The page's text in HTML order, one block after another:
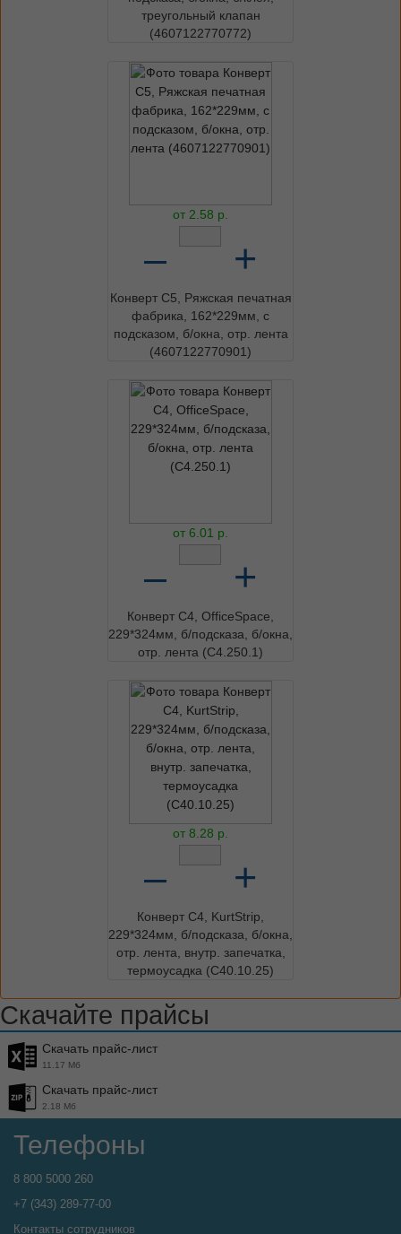
треугольный клапан
(4607122770772)
от 2.58 р.
– +
Конверт C5, Ряжская печатная
фабрика, 162*229мм, с
подсказом, б/окна, отр. лента
(4607122770901)
от 6.01 р.
– +
Конверт C4, OfficeSpace,
229*324мм, б/подсказа, б/окна,
отр. лента (С4.250.1)
от 8.28 р.
– +
Конверт C4, KurtStrip,
229*324мм, б/подсказа, б/окна,
отр. лента, внутр. запечатка,
термоусадка (С40.10.25)
Скачайте прайсы
Скачать прайс-лист
11.17 Мб
Скачать прайс-лист
2.18 Мб
Телефоны
8 800 5000 260
+7 (343) 289-77-00
Контакты сотрудников